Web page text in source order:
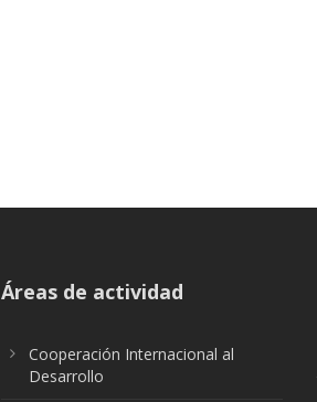
Áreas de actividad
Cooperación Internacional al
Desarrollo